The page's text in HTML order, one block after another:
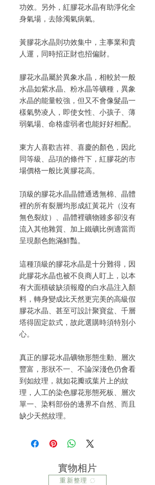
功效。另外，紅膠花水晶有助淨化全
身氣場，去除濁氣病氣。
黃膠花水晶則功效集中，主事業和貴
人運，同時招正財也招偏財。
膠花水晶屬於異象水晶，相較於一般
水晶如紫水晶、粉水晶等礦種，異象
水晶的能量較強，但又不會像髮晶一
樣氣勢凌人，即使女性、小孩子、薄
弱氣場、命格虛弱者也能好好相配。
東方人喜歡吉祥、喜慶的顏色，因此
同等級、品項的條件下，紅膠花的市
場價格一般比黃膠花高。
頂級的膠花水晶晶體通透無棉、晶體
裡的所有裂層均形成紅黃花片（沒有
無色裂紋）、晶體裡礦物雖多卻沒有
流入其他雜質、加上鐵礦比例適當而
呈現顏色飽滿鮮豔。
這種頂級的膠花水晶是十分難得，因
此膠花水晶也被不良商人盯上，以本
有大面積破缺須報廢的白水晶注入顏
料，轉身變成比天然更完美的高級假
膠花水晶、甚至可設計聚寶盆、千層
塔得固定款式，故此選購時須特別小
心。
真正的膠花水晶礦物形態生動、層次
豐富，形狀不一、不論深淺色仍會看
到如紋理，就如花瓣或葉片上的紋
理，人工的染色膠花形態死板、層次
單一、染料部份的邊界不自然、而且
缺少天然紋理。
實物相片
重新整理